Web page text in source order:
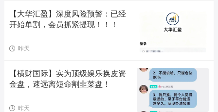
【大华汇盈】深度风险预警：已经
开始单割，会员抓紧提现！！！
昨天
【横财国际】实为顶级娱乐换皮资
金盘，速远离短命割韭菜盘！
昨天